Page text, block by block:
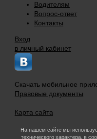
Водителям
Вопрос-ответ
Контакты
Вход
в личный кабинет
Скачать мобильное
Правовые документы
Карта сайта
На нашем сайте мы
технического характера, в